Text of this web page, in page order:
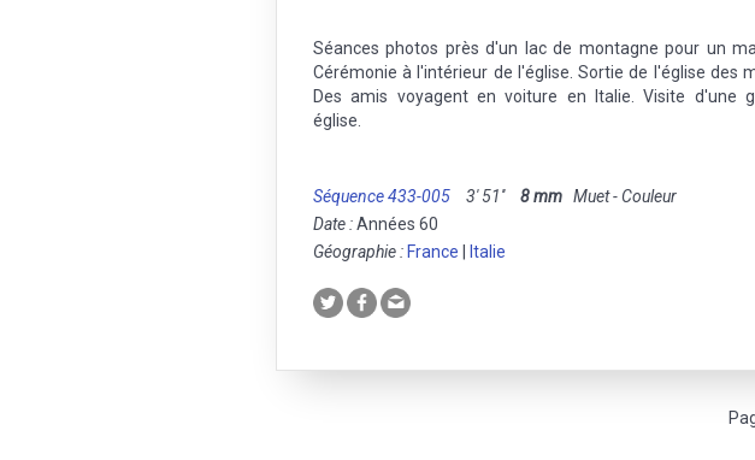
Séances photos près d'un lac de montagne pour un
Cérémonie à l'intérieur de l'église. Sortie de l'église des
Des amis voyagent en voiture en Italie. Visite d'une
église.
Séquence 433-005 3' 51'' 8 mm Muet - Couleur
Date :Années 60
Géographie : France Italie